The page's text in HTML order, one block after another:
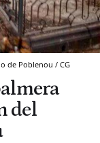
de Poblenou / CG
del